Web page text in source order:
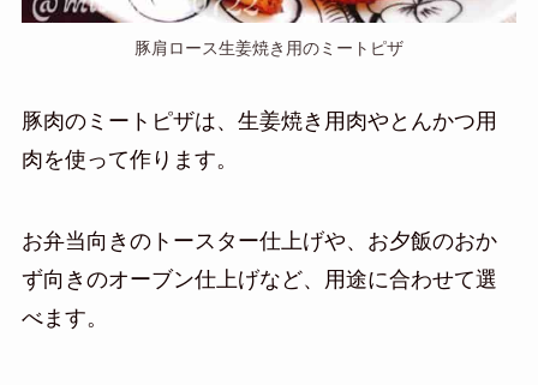
豚肩ロース生姜焼き用のミートピザ
豚肉のミートピザは、生姜焼き用肉やとんかつ用
肉を使って作ります。
お弁当向きのトースター仕上げや、お夕飯のおか
ず向きのオーブン仕上げなど、用途に合わせて選
べます。